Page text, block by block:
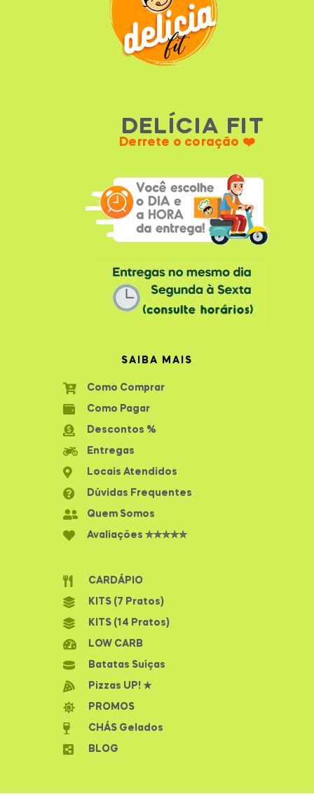
DELÍCIA FIT
Derrete o coração ❤️
SAIBA MAIS
Como Comprar
Como Pagar
Descontos %
Entregas
Locais Atendidos
Dúvidas Frequentes
Quem Somos
Avaliações ✮✮✮✮✮
CARDÁPIO
KITS (7 Pratos)
KITS (14 Pratos)
LOW CARB
Batatas Suíças
Pizzas UP! ★
PROMOS
CHÁS Gelados
BLOG